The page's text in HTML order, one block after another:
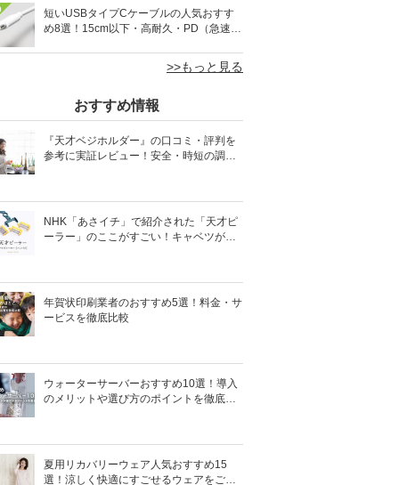
短いUSBタイプCケーブルの人気おすす
め8選！15cm以下・高耐久・PD（急速充
>>もっと見る
おすすめ情報
『天才ベジホルダー』の口コミ・評判を
参考に実証レビュー！安全・時短の調理
NHK「あさイチ」で紹介された「天才ピ
ーラー」のここがすごい！キャベツがほ
年賀状印刷業者のおすすめ5選！料金・サ
ービスを徹底比較
ウォーターサーバーおすすめ10選！導入
のメリットや選び方のポイントを徹底解
夏用リカバリーウェア人気おすすめ15
選！涼しく快適にすごせるウェアをご紹